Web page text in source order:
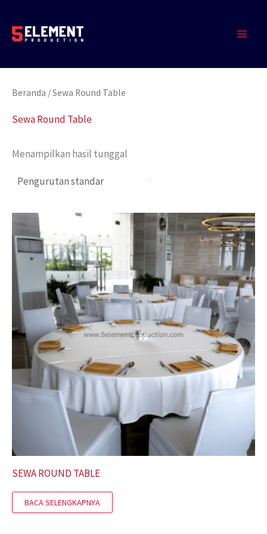
konten
Beranda / Sewa Round Table
Sewa Round Table
Menampilkan hasil tunggal
SEWA ROUND TABLE
BACA SELENGKAPNYA